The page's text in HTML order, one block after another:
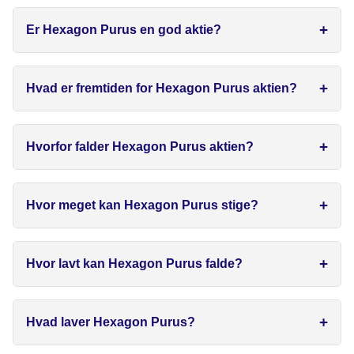
Er Hexagon Purus en god aktie?
Hvad er fremtiden for Hexagon Purus aktien?
Hvorfor falder Hexagon Purus aktien?
Hvor meget kan Hexagon Purus stige?
Hvor lavt kan Hexagon Purus falde?
Hvad laver Hexagon Purus?